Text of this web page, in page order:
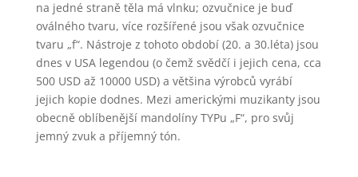
na jedné straně těla má vlnku; ozvučnice je buď
oválného tvaru, více rozšířené jsou však ozvučnice
tvaru „f“. Nástroje z tohoto období (20. a 30.léta) jsou
dnes v USA legendou (o čemž svědčí i jejich cena, cca
500 USD až 10000 USD) a většina výrobců vyrábí
jejich kopie dodnes. Mezi americkými muzikanty jsou
obecně oblíbenější mandolíny TYPu „F“, pro svůj
jemný zvuk a příjemný tón.